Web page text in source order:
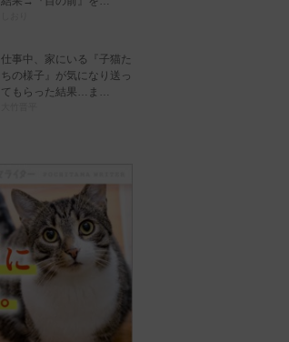
仕事中、家にいる『子猫た
ちの様子』が気になり送っ
てもらった結果…ま…